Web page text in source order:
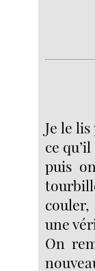
Je le
ce
puis
couler,
une
On